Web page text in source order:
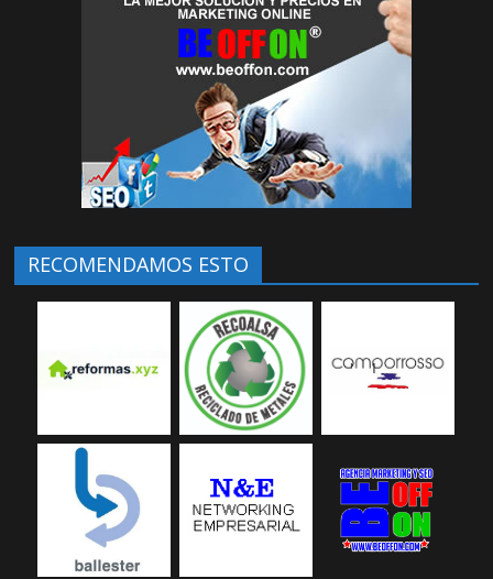
RECOMENDAMOS ESTO